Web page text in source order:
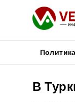
Политика
В